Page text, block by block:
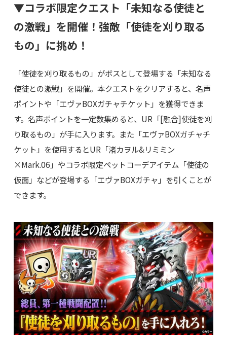
▼コラボ限定クエスト「未知なる使徒と
の激戦」を開催！強敵「使徒を刈り取る
もの」に挑め！
「使徒を刈り取るもの」がボスとして登場する「未知なる
使徒との激戦」を開催。本クエストをクリアすると、名声
ポイントや「エヴァBOXガチャチケット」を獲得できま
す。名声ポイントを一定数集めると、UR「[融合]使徒を刈
り取るもの」が手に入ります。また「エヴァBOXガチャチ
ケット」を使用するとUR「渚カヲル&リミミン
×Mark.06」やコラボ限定ペットコーデアイテム「使徒の
仮面」などが登場する「エヴァBOXガチャ」を引くことが
できます。